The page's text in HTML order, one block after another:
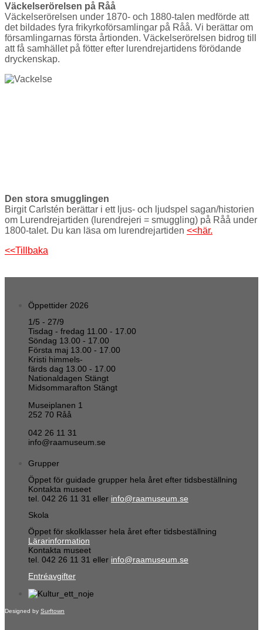
Väckelserörelsen på Råå
Väckelserörelsen under 1870- och 1880-talen medförde att
det bildades fyra frikyrkoförsamlingar på Råå. Vi berättar om
församlingarnas första årtionden. Väckelserörelsen bidrog till
att få samhället på fötter efter lurendrejartidens förödande
dryckenskap.
Den stora smugglingen
Birgit Carlstén berättar i ett ljus- och ljudspel sagan/historien
om Lurendrejartiden (lurendrejeri = smuggling) på Råå under
1800-talet. Du kan läsa om lurendrejartiden <<här.
<<Tillbaka
Öppettider 2026
1/5 - 27/9
Tisdag - fredag 11.00 - 17.00
Söndag 13.00 - 17.00
Första maj 13.00 - 17.00
Kristi himmels-
färds dag 13.00 - 17.00
Nationaldagen Stängt
Midsommarafton Stängt
Museiplanen 1
252 70 Råå
042 26 11 31
info@raamuseum.se
Grupper
Öppet för guidade grupper hela året efter tidsbeställning
Kontakta museet
tel. 042 26 11 31 eller info@raamuseum.se
Skola
Öppet för skolklasser hela året efter tidsbeställning
Lärarinformation
Kontakta museet
tel. 042 26 11 31 eller info@raamuseum.se
Entréavgifter
Designed by Surftown